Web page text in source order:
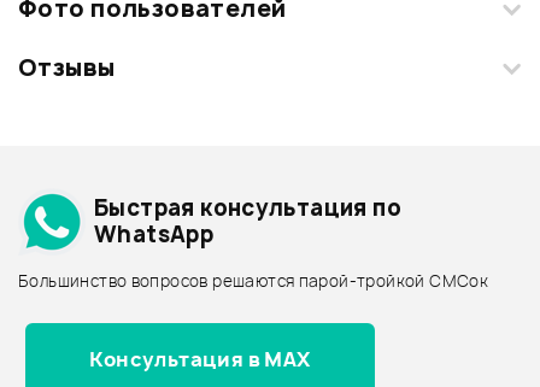
Фото пользователей
Загрузите свои фотографии купленного товара и получите
Отзывы
Архив товаров - дешевле
Архив товаров - дороже
Все товары M-AUDIO
Архив товаров - новинки
Быстрая консультация по
WhatsApp
Большинство вопросов решаются парой-тройкой СМСок
Консультация в MAX